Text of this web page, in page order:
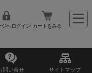
ジへログイン カートをみる
問い合せ サイトマップ